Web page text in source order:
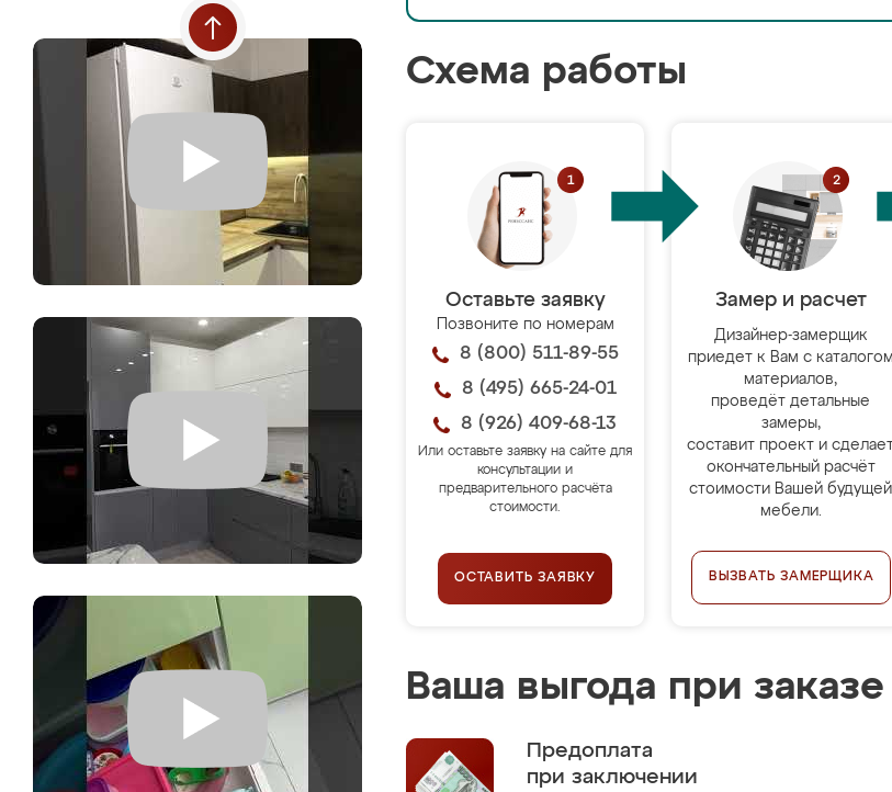
Схема работы
Оставьте заявку
Позвоните по номерам
8 (800) 511-89-55
8 (495) 665-24-01
8 (926) 409-68-13
Или оставьте заявку на сайте для
консультации и
предварительного расчёта
стоимости.
ОСТАВИТЬ ЗАЯВКУ
Замер и расчет
Дизайнер-замерщик
приедет к Вам с каталогом
материалов,
проведёт детальные
замеры,
составит проект и
окончательный расчёт
стоимости Вашей будущей
мебели.
ВЫЗВАТЬ ЗАМЕРЩИКА
Ваша выгода при
Предоплата
при заключении